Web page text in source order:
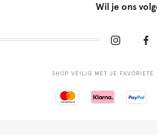
Wil je ons
SHOP VEILIG MET JE FAVORIETE